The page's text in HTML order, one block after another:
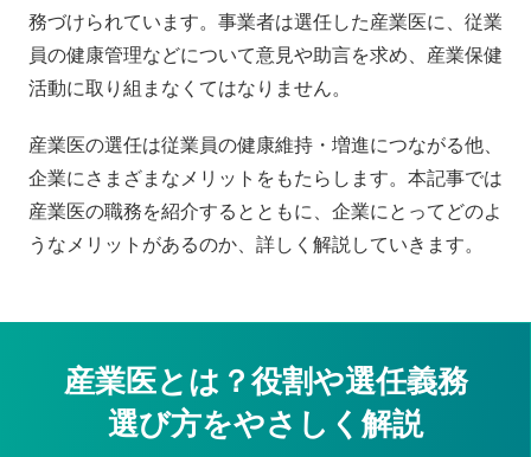
務づけられています。事業者は選任した産業医に、従業
員の健康管理などについて意見や助言を求め、産業保健
活動に取り組まなくてはなりません。
産業医の選任は従業員の健康維持・増進につながる他、
企業にさまざまなメリットをもたらします。本記事では
産業医の職務を紹介するとともに、企業にとってどのよ
うなメリットがあるのか、詳しく解説していきます。
産業医とは？役割や選任義務
選び方をやさしく解説